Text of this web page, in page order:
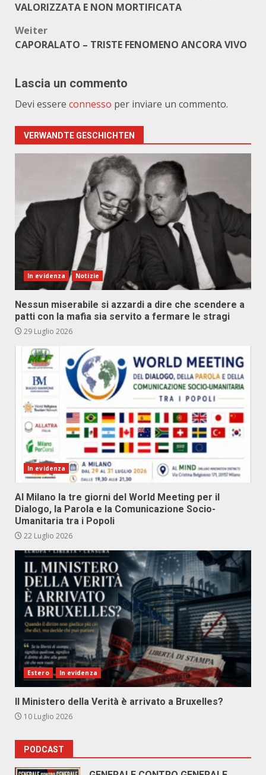
VALORIZZATA E NON MORTIFICATA
Weiter
CAPORALATO – TRISTE FENOMENO ANCORA VIVO
Lascia un commento
Devi essere connesso per inviare un commento.
VERWANDTE GESCHICHTEN
In evidenza Notizie
Nessun miserabile si azzardi a dire che scendere a
patti con la mafia sia servito a fermare le stragi
29 Luglio 2026
In evidenza
Al Milano la tre giorni del World Meeting per il
Dialogo, la Parola e la Comunicazione Socio-
Umanitaria tra i Popoli
22 Luglio 2026
Estero In evidenza
Il Ministero della Verità è arrivato a Bruxelles?
10 Luglio 2026
PODCAST